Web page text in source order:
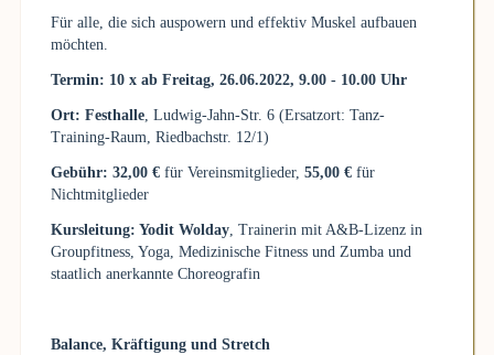
Für alle, die sich auspowern und effektiv Muskel aufbauen
möchten.
Termin: 10 x ab Freitag, 26.06.2022, 9.00 - 10.00 Uhr
Ort: Festhalle, Ludwig-Jahn-Str. 6 (Ersatzort: Tanz-
Training-Raum, Riedbachstr. 12/1)
Gebühr: 32,00 €für Vereinsmitglieder, 55,00 €für
Nichtmitglieder
Kursleitung: Yodit Wolday, Trainerin mit A&B-Lizenz in
Groupfitness, Yoga, Medizinische Fitness und Zumba und
staatlich anerkannte Choreografin
Balance, Kräftigung und Stretch